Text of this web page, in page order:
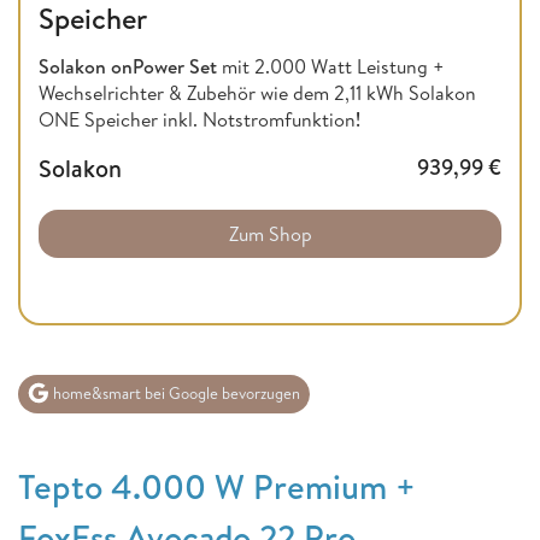
Speicher
Solakon onPower Set mit 2.000 Watt Leistung +
Wechselrichter & Zubehör wie dem 2,11 kWh Solakon
ONE Speicher inkl. Notstromfunktion!
Solakon 939,99€
Zum Shop
home&smart bei Google bevorzugen
Tepto 4.000 W Premium +